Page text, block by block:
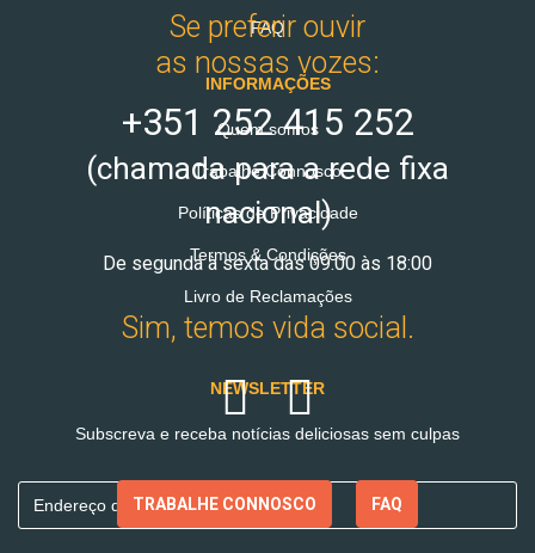
Se preferir ouvir
as nossas vozes:
+351 252 415 252
(chamada para a rede fixa
nacional)
De segunda à sexta das 09:00 às 18:00
Sim, temos vida social.
TRABALHE CONNOSCO FAQ
FAQ
INFORMAÇÕES
Quem somos
Trabalhe Connosco
Políticas de Privacidade
Termos & Condições
Livro de Reclamações
NEWSLETTER
Subscreva e receba notícias deliciosas sem culpas